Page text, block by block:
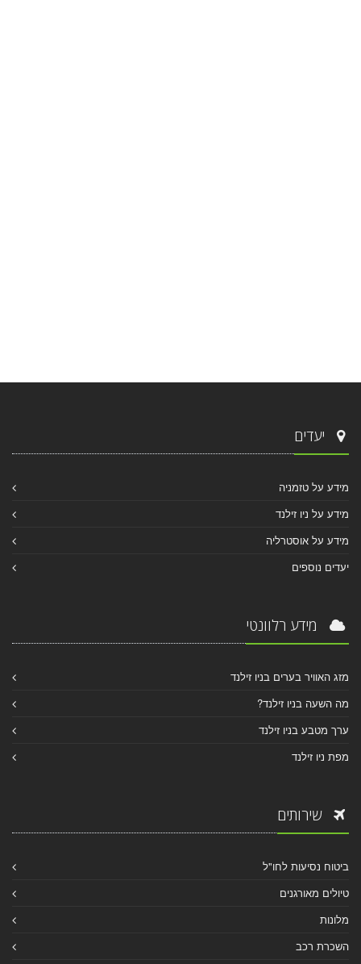
יעדים
מידע על טזמניה
מידע על ניו זילנד
מידע על אוסטרליה
יעדים נוספים
מידע רלוונטי
מזג האוויר בערים בניו זילנד
מה השעה בניו זילנד?
ערך מטבע בניו זילנד
מפת ניו זילנד
שירותים
ביטוח נסיעות לחו"ל
טיולים מאורגנים
מלונות
השכרת רכב